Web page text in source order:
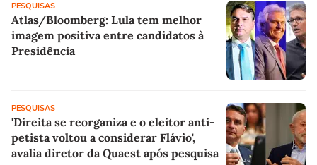
PESQUISAS
Atlas/Bloomberg: Lula tem melhor
imagem positiva entre candidatos à
Presidência
PESQUISAS
'Direita se reorganiza e o eleitor anti-
petista voltou a considerar Flávio',
avalia diretor da Quaest após pesquisa